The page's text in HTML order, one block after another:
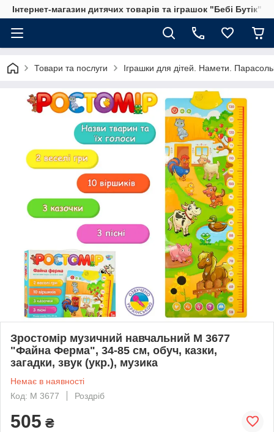
Інтернет-магазин дитячих товарів та іграшок "Бебі Бутік"
Товари та послуги Іграшки для дітей. Намети.
Зростомір музичний навчальний M 3677
"Файна Ферма", 34-85 см, обуч, казки,
загадки, звук (укр.), музика
Немає в наявності
Код: M 3677
Роздріб
505 ₴